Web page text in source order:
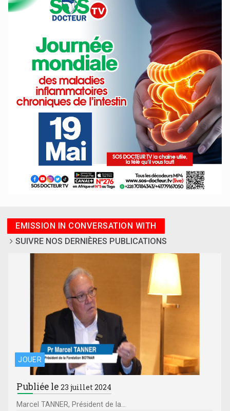
EMISSION IN CONVERSATION WITH
SUIVRE NOS DERNIÈRES PUBLICATIONS
JOUER
Publiée le23 juillet 2024
Marcel TANNER, Président de la...